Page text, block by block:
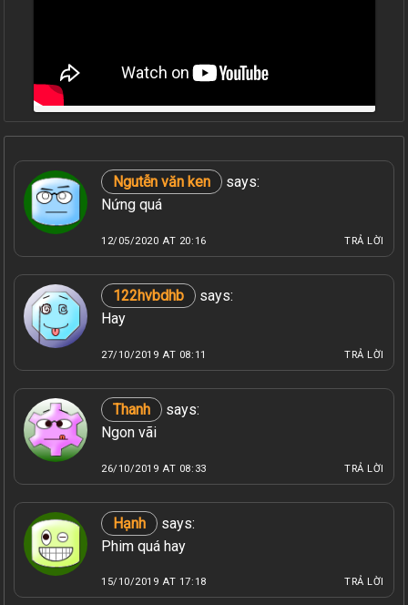
Ngutễn văn ken
says:
Nứng quá
12/05/2020 AT 20:16 TRẢ LỜI
122hvbdhb
says:
Hay
27/10/2019 AT 08:11 TRẢ LỜI
Thanh
says:
Ngon vãi
26/10/2019 AT 08:33 TRẢ LỜI
Hạnh
says:
Phim quá hay
15/10/2019 AT 17:18 TRẢ LỜI